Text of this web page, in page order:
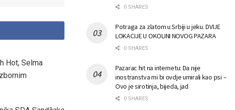
Hot, Selma
0 SHARES
Potraga za zlatom u Srbiji u jeku. DVIJE
LOKACIJE U OKOLINI NOVOG PAZARA
0 SHARES
Pazarac hit na internetu: Da nije
inostranstva mi bi ovdje umirali kao psi –
Ovo je sirotinja, bijeda, jad
0 SHARES